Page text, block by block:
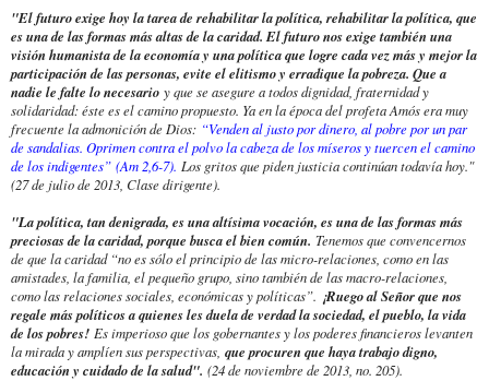
"El futuro exige hoy la tarea de rehabilitar la política, rehabilitar la política, que
es una de las formas más altas de la caridad. El futuro nos exige también una
visión humanista de la economía y una política que logre cada vez más y mejor la
participación de las personas, evite el elitismo y erradique la pobreza. Que a
nadie le falte lo necesario y que se asegure a todos dignidad, fraternidad y
solidaridad: éste es el camino propuesto. Ya en la época del profeta Amós era muy
frecuente la admonición de Dios: “Venden al justo por dinero, al pobre por un par
de sandalias. Oprimen contra el polvo la cabeza de los míseros y tuercen el camino
de los indigentes” (Am 2,6-7). Los gritos que piden justicia continúan todavía hoy."
(27 de julio de 2013, Clase dirigente).
"La política, tan denigrada, es una altísima vocación, es una de las formas más
preciosas de la caridad, porque busca el bien común. Tenemos que convencernos
de que la caridad “no es sólo el principio de las micro-relaciones, como en las
amistades, la familia, el pequeño grupo, sino también de las macro-relaciones,
como las relaciones sociales, económicas y políticas”. ¡Ruego al Señor que nos
regale más políticos a quienes les duela de verdad la sociedad, el pueblo, la vida
de los pobres! Es imperioso que los gobernantes y los poderes financieros levanten
la mirada y amplíen sus perspectivas, que procuren que haya trabajo digno,
educación y cuidado de la salud". (24 de noviembre de 2013, no. 205).